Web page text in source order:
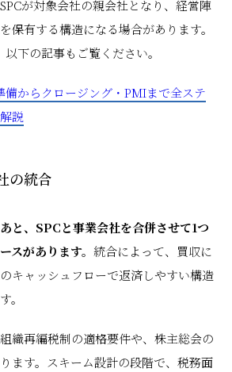
が対象会社の親会社となり、経営陣
保有する構造になる場合があります。
下の記事もご覧ください。
からクロージング・PMIまで全ステ
説
の統合
と、SPCと事業会社を合併させて1つ
スがあります。 統合によって、買収に
キャッシュフローで返済しやすい構造
。
織再編税制の適格要件や、株主総会の
ます。スキーム設計の段階で、税務面